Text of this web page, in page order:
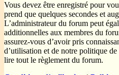
Vous devez être enregistré pour
prend que quelques secondes et
L’administrateur du forum peut
additionnelles aux membres du
assurez-vous d’avoir pris
d’utilisation et de notre politique
lire tout le règlement du forum.